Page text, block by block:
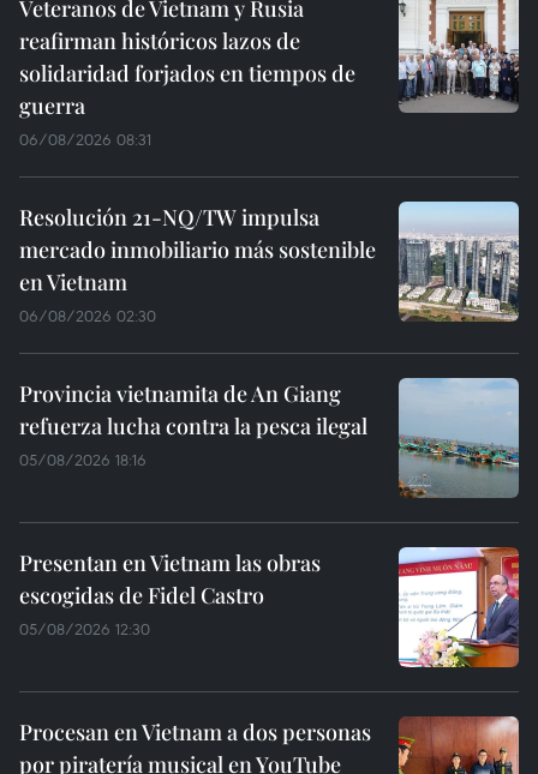
Veteranos de Vietnam y Rusia
reafirman históricos lazos de
solidaridad forjados en tiempos de
guerra
06/08/2026 08:31
Resolución 21-NQ/TW impulsa
mercado inmobiliario más sostenible
en Vietnam
06/08/2026 02:30
Provincia vietnamita de An Giang
refuerza lucha contra la pesca ilegal
05/08/2026 18:16
Presentan en Vietnam las obras
escogidas de Fidel Castro
05/08/2026 12:30
Procesan en Vietnam a dos personas
por piratería musical en YouTube